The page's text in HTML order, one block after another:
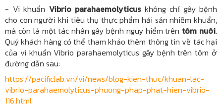
- Vi khuẩn Vibrio parahaemolyticuskhông chỉ gây bệnh
cho con người khi tiêu thụ thực phẩm hải sản nhiễm khuẩn,
mà còn là một tác nhân gây bệnh nguy hiểm trên tôm nuôi.
Quý khách hàng có thể tham khảo thêm thông tin về tác hại
của vi khuẩn Vibrio parahaemolyticus gây bệnh trên tôm ở
đường dẫn sau:
https://pacificlab.vn/vi/news/blog-kien-thuc/khuan-lac-
vibrio-parahaemolyticus-phuong-phap-phat-hien-vibrio-
116.html